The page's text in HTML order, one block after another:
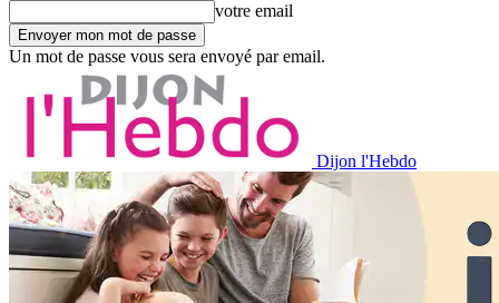
votre email
Un mot de passe vous sera envoyé par email.
Dijon l'Hebdo